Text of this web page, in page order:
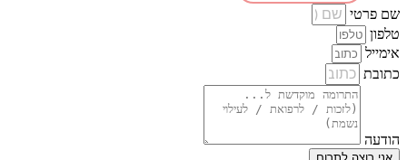
פרטי